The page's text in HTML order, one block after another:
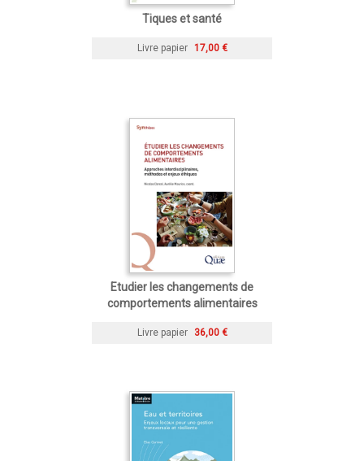
Tiques et santé
Livre papier 17,00 €
Etudier les changements de
comportements alimentaires
Livre papier 36,00 €